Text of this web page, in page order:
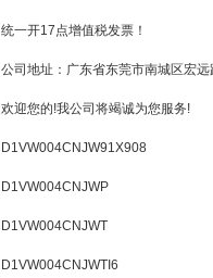
统一开17点增值税发票！
公司地址：广东省东莞市南城区宏
欢迎您的!我公司将竭诚为您服务!
D1VW004CNJW91X908
D1VW004CNJWP
D1VW004CNJWT
D1VW004CNJWTI6